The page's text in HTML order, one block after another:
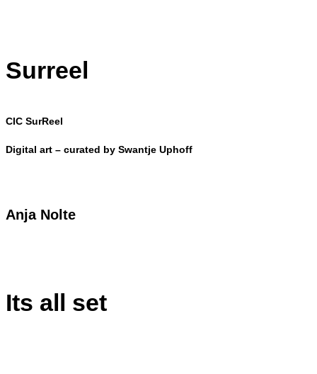
Surreel
CIC SurReel
Digital art – curated by Swantje Uphoff
Anja Nolte
Its all set